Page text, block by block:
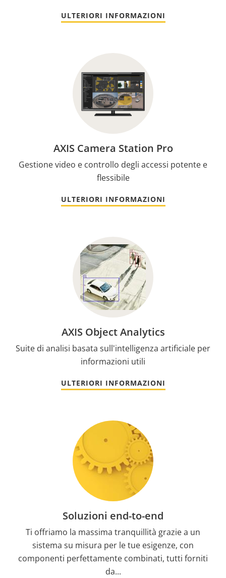
ULTERIORI INFORMAZIONI
AXIS Camera Station Pro
Gestione video e controllo degli accessi potente e
flessibile
ULTERIORI INFORMAZIONI
AXIS Object Analytics
Suite di analisi basata sull'intelligenza artificiale per
informazioni utili
ULTERIORI INFORMAZIONI
Soluzioni end-to-end
Ti offriamo la massima tranquillità grazie a un
sistema su misura per le tue esigenze, con
componenti perfettamente combinati, tutti forniti
da...